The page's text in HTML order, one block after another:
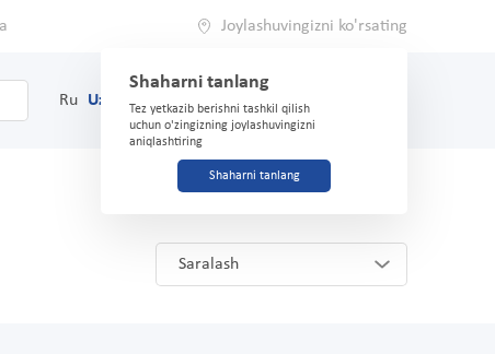
Joylashuvingizni ko'rsating
Shaharni tanlang
Tez yetkazib berishni tashkil qilish
uchun o'zingizning joylashuvingizni
aniqlashtiring
Shaharni tanlang
Ru Uz (71) 200-03-03
Saralash